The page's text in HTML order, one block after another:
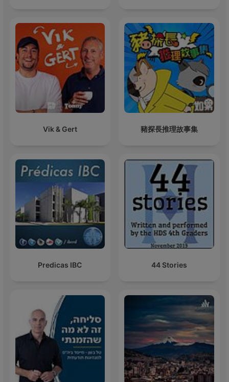
Vik & Gert 豬探長推理故事集
Predicas IBC 44 Stories